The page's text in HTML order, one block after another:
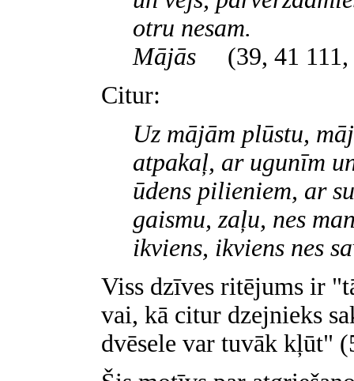
otru nesam.
Mājās (39, 41
Citur:
Uz mājām plūstu,
atpakaļ, ar ugunīm
ūdens pilieniem, ar
gaismu, zaļu, nes
ikviens, ikviens nes
Viss dzīves ritējums ir
vai, kā citur dzejnieks
dvēsele var tuvāk kļūt"